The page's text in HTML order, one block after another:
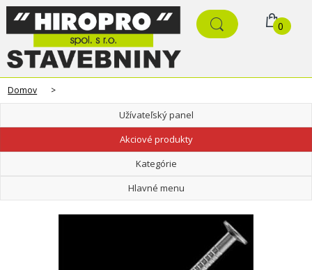
0
Domov >
Užívateľský panel
Akciové produkty
Kategórie
Hlavné menu